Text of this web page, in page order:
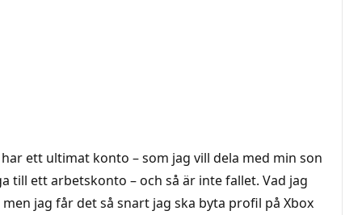
ett ultimat konto – som jag vill dela med min son
till ett arbetskonto – och så är inte fallet. Vad jag
jag får det så snart jag ska byta profil på Xbox